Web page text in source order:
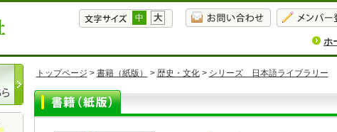
中 大
ホ
トップページ > 書籍（紙版） > 歴史・文化> シリーズ 日本語ライブラリー